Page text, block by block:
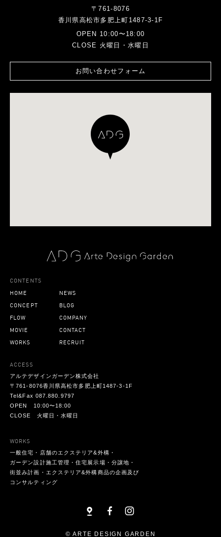
〒761-8076
香川県高松市多肥上町1487-3-1F
OPEN 10:00〜18:00
CLOSE 火曜日・水曜日
お問い合わせフォーム
CONTENTS
HOME
CONCEPT
FLOW
MOVIE
WORKS
NEWS
BLOG
COMPANY
CONTACT
RECRUIT
ACCESS
アルテデザインガーデン株式会社
〒761-8076香川県高松市多肥上町1487-3-1F
Tel&Fax 087.880.9797
OPEN 10:00〜18:00
CLOSE 火曜日・水曜日
WORKS
一般住宅・店舗のエクステリア&外構・
ガーデン設計施工管理・住宅展示場・分譲地・
街並み計画・エクステリア&外構商品の企画及び
コンサルティング
© ARTE DESIGN GARDEN